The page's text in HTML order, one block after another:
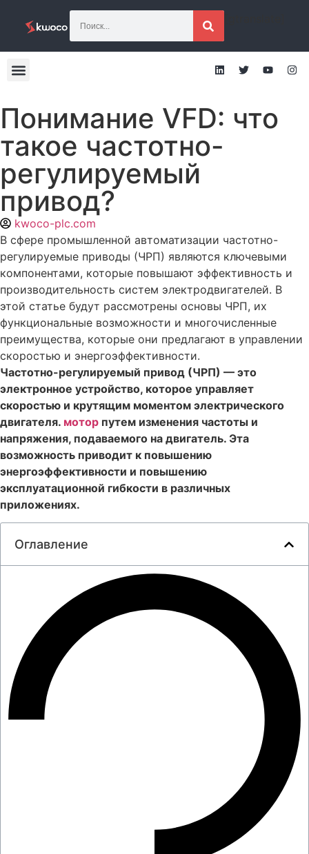
Понимание VFD: что
такое частотно-
регулируемый
привод?
kwoco-plc.com
В сфере промышленной автоматизации частотно-
регулируемые приводы (ЧРП) являются ключевыми
компонентами, которые повышают эффективность и
производительность систем электродвигателей. В
этой статье будут рассмотрены основы ЧРП, их
функциональные возможности и многочисленные
преимущества, которые они предлагают в управлении
скоростью и энергоэффективности.
Частотно-регулируемый привод (ЧРП) — это
электронное устройство, которое управляет
скоростью и крутящим моментом электрического
двигателя. мотор путем изменения частоты и
напряжения, подаваемого на двигатель. Эта
возможность приводит к повышению
энергоэффективности и повышению
эксплуатационной гибкости в различных
приложениях.
Оглавление